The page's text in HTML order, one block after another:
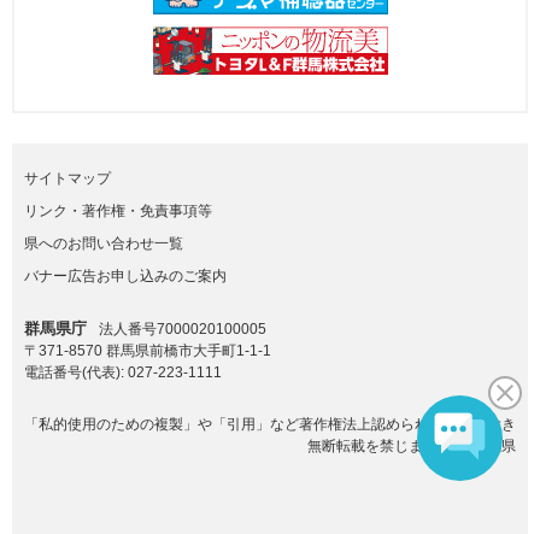
サイトマップ
リンク・著作権・免責事項等
県へのお問い合わせ一覧
バナー広告お申し込みのご案内
群馬県庁
法人番号7000020100005
〒371-8570 群馬県前橋市大手町1-1-1
電話番号(代表): 027-223-1111
「私的使用のための複製」や「引用」など著作権法上認められた場合を除き
無断転載を禁じます。(C)群馬県